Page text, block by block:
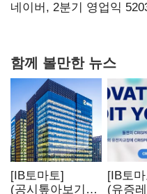
숙제
네이버, 2분기 영업익
함께 볼만한 뉴스
[IB토마토]
(공시톺아보기)
[IB토
(유증